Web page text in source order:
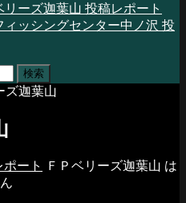
リーズ迦葉山 投稿レポート
ィッシングセンター中ノ沢 投
ズ迦葉山
ート
ＦＰベリーズ迦葉山 は